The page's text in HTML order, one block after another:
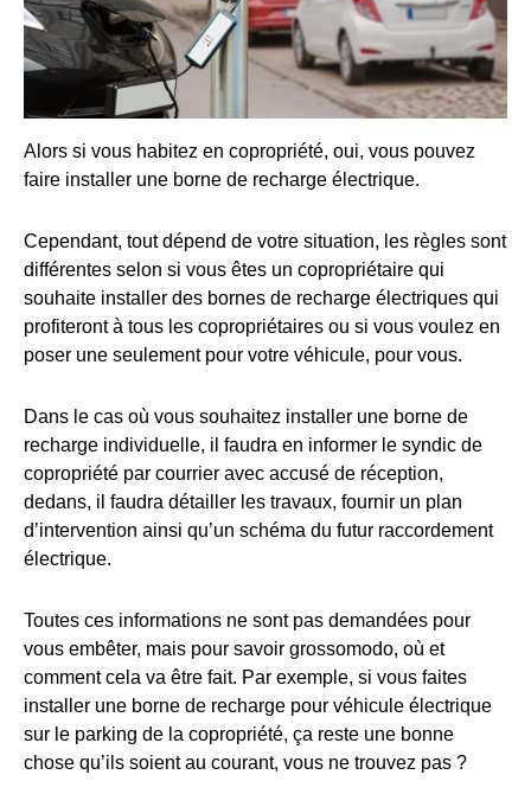
Alors si vous habitez en copropriété, oui, vous pouvez
faire installer une borne de recharge électrique.
Cependant, tout dépend de votre situation, les règles sont
différentes selon si vous êtes un copropriétaire qui
souhaite installer des bornes de recharge électriques qui
profiteront à tous les copropriétaires ou si vous voulez en
poser une seulement pour votre véhicule, pour vous.
Dans le cas où vous souhaitez installer une borne de
recharge individuelle, il faudra en informer le syndic de
copropriété par courrier avec accusé de réception,
dedans, il faudra détailler les travaux, fournir un plan
d’intervention ainsi qu’un schéma du futur raccordement
électrique.
Toutes ces informations ne sont pas demandées pour
vous embêter, mais pour savoir grossomodo, où et
comment cela va être fait. Par exemple, si vous faites
installer une borne de recharge pour véhicule électrique
sur le parking de la copropriété, ça reste une bonne
chose qu’ils soient au courant, vous ne trouvez pas ?